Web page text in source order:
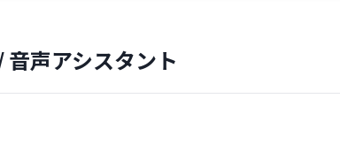
声アシスタント